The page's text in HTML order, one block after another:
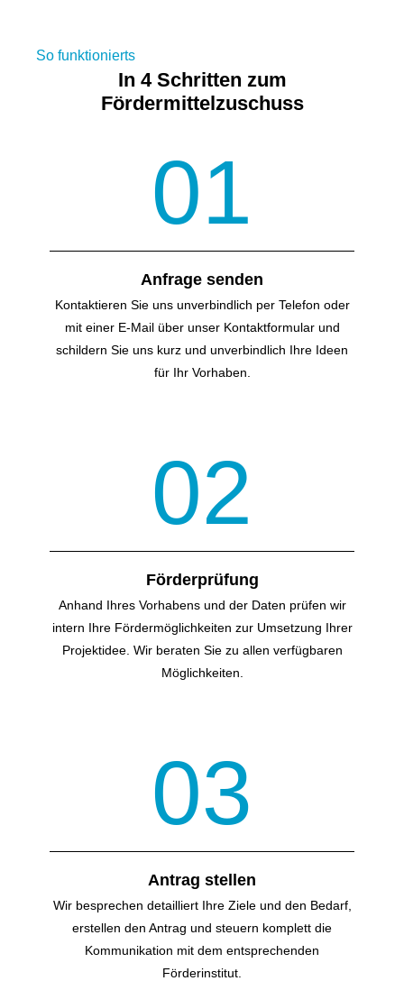
So funktionierts
In 4 Schritten zum
Fördermittelzuschuss
01
Anfrage senden
Kontaktieren Sie uns unverbindlich per Telefon oder
mit einer E-Mail über unser Kontakt­formular und
schildern Sie uns kurz und unverbindlich Ihre Ideen
für Ihr Vorhaben.
02
Förderprüfung
Anhand Ihres Vorhabens und der Daten prüfen wir
intern Ihre Förder­möglichkeiten zur Umsetzung Ihrer
Projektidee. Wir beraten Sie zu allen verfügbaren
Möglichkeiten.
03
Antrag stellen
Wir besprechen detailliert Ihre Ziele und den Bedarf,
erstellen den Antrag und steuern komplett die
Kommunikation mit dem entsprechenden
Förderinstitut.